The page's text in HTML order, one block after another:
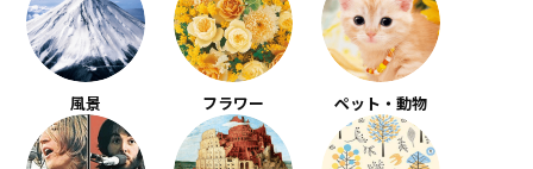
風景 フラワー ペット・動物